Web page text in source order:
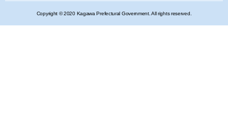
Copyright © 2020 Kagawa Prefectural Government. All rights reserved.